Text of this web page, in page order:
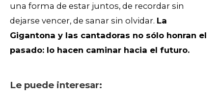
una forma de estar juntos, de recordar sin
dejarse vencer, de sanar sin olvidar. La
Gigantona y las cantadoras no sólo honran el
pasado: lo hacen caminar hacia el futuro.
Le puede interesar: